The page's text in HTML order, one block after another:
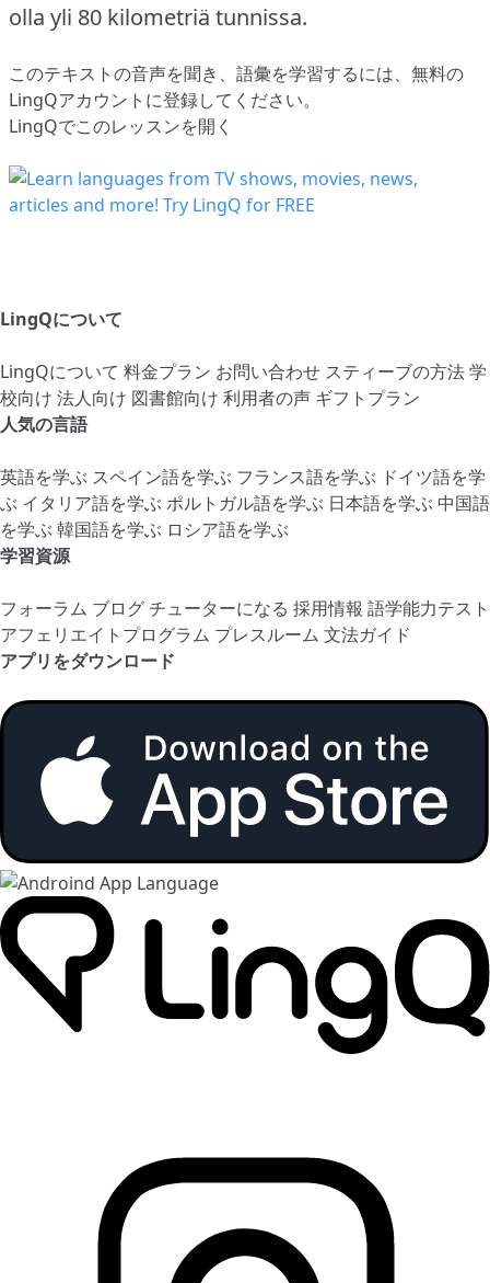
olla yli 80 kilometriä tunnissa.
このテキストの音声を聞き、語彙を学習するには、 無料の
LingQアカウントに登録してください。
LingQでこのレッスンを開く
LingQについて
LingQについて 料金プラン お問い合わせ スティーブの方法学
校向け 法人向け 図書館向け 利用者の声 ギフトプラン
人気の言語
英語を学ぶ スペイン語を学ぶ フランス語を学ぶ ドイツ語を学
ぶ イタリア語を学ぶ ポルトガル語を学ぶ 日本語を学ぶ 中国語
を学ぶ 韓国語を学ぶ ロシア語を学ぶ
学習資源
フォーラム ブログチューターになる 採用情報 語学能力テスト
アフェリエイトプログラム プレスルーム 文法ガイド
アプリをダウンロード